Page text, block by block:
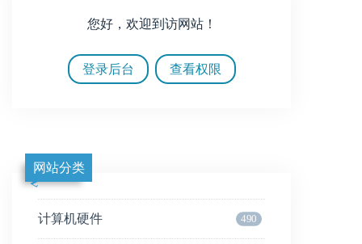
您好，欢迎到访网站！
登录后台 查看权限
网站分类
计算机硬件 490